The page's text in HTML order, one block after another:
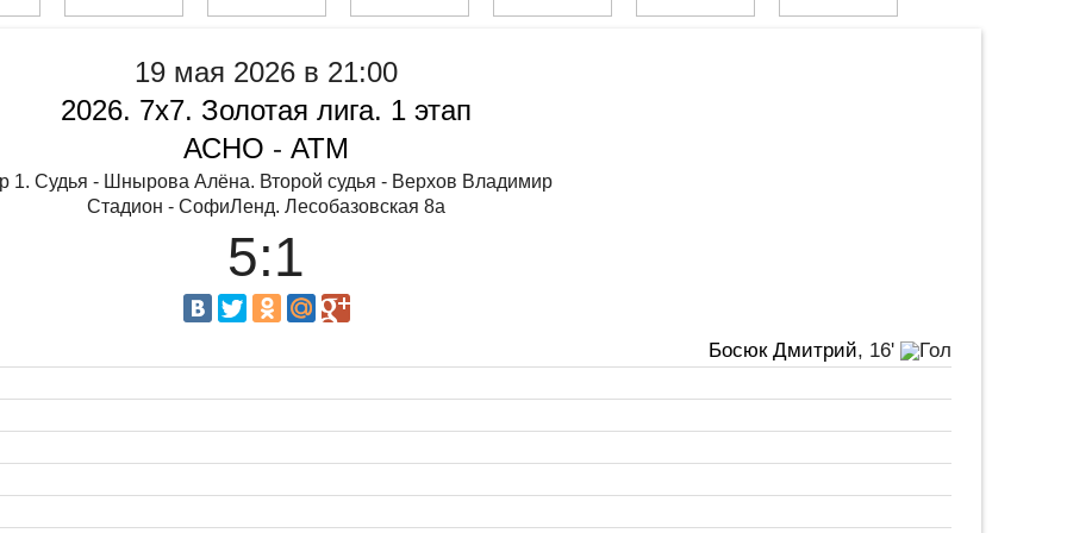
19 мая 2026 в 21:00
2026. 7х7. Золотая лига. 1 этап
АСНО - АТМ
1. Судья - Шнырова Алёна. Второй судья - Верхов Владимир
Стадион - СофиЛенд. Лесобазовская 8а
5:1
Босюк Дмитрий, 16'